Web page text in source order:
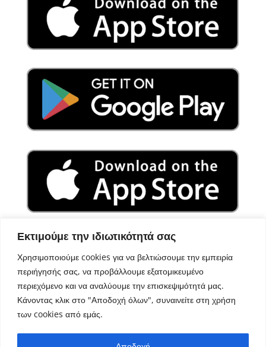
Εκτιμούμε την ιδιωτικότητά σας
Χρησιμοποιούμε cookies για να βελτιώσουμε την εμπειρία
περιήγησής σας, να προβάλλουμε εξατομικευμένο
περιεχόμενο και να αναλύουμε την επισκεψιμότητά μας.
Κάνοντας κλικ στο "Αποδοχή όλων", συναινείτε στη χρήση
των cookies από εμάς.